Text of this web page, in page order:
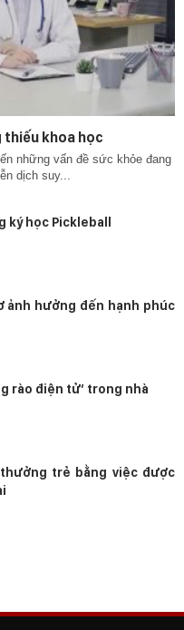
thiếu khoa học
những vấn đề sức khỏe đang
dịch suy...
ký học Pickleball
ảnh hưởng đến hạnh phúc
rào điện tử’ trong nhà
trẻ bằng việc được